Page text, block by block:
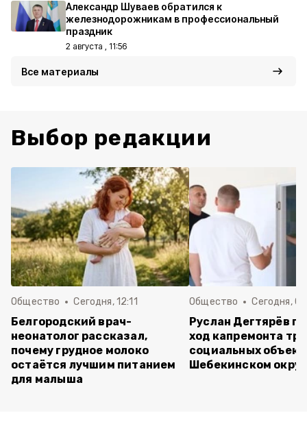
Александр Шуваев обратился к
железнодорожникам в профессиональный
праздник
2 августа , 11:56
Все материалы
Выбор редакции
Общество Сегодня, 12:11
Белгородский врач-
неонатолог рассказал,
почему грудное молоко
остаётся лучшим питанием
для малыша
Общество Сегодня,
Руслан Дегтярёв
ход капремонта
социальных
Шебекинском